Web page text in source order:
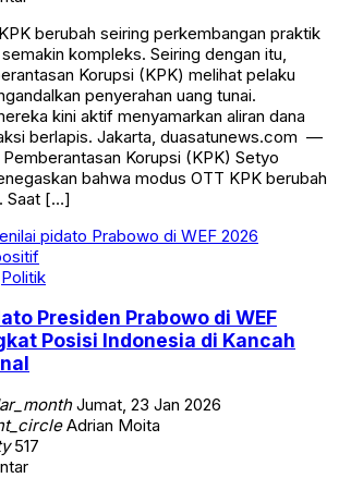
berubah seiring perkembangan praktik
kompleks. Seiring dengan itu,
Korupsi (KPK) melihat pelaku
penyerahan uang tunai.
kini aktif menyamarkan aliran dana
berlapis. Jakarta, duasatunews.com —
Pemberantasan Korupsi (KPK) Setyo
bahwa modus OTT KPK berubah
Saat […]
Politik
Presiden Prabowo di WEF
Posisi Indonesia di Kancah
Jumat, 23 Jan 2026
Adrian Moita
517